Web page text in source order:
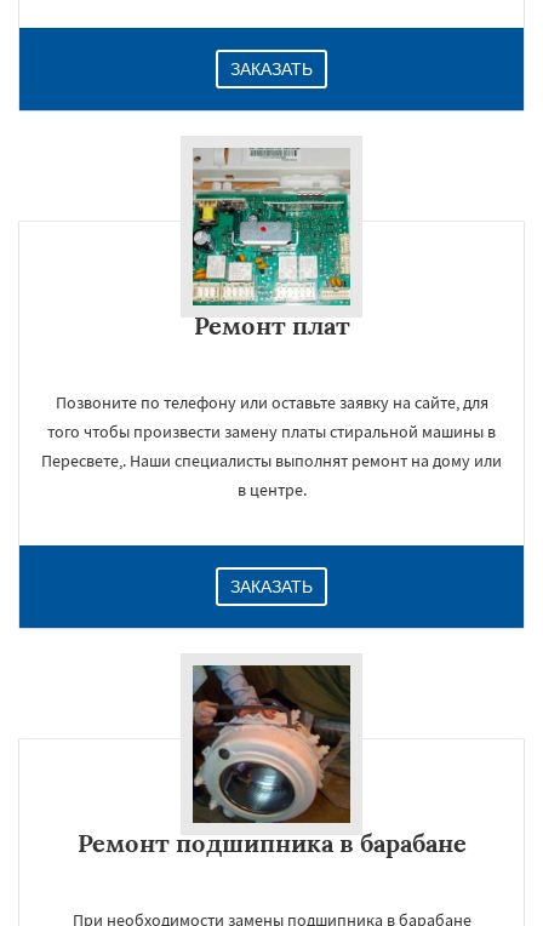
ЗАКАЗАТЬ
Ремонт плат
Позвоните по телефону или оставьте заявку на сайте, для
того чтобы произвести замену платы стиральной машины в
Пересвете,. Наши специалисты выполнят ремонт на дому или
в центре.
ЗАКАЗАТЬ
Ремонт подшипника в барабане
При необходимости замены подшипника в барабане